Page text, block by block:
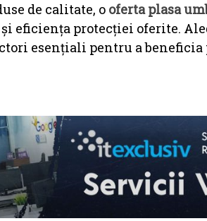
de calitate, o oferta plasa
eficiența protecției oferite.
esențiali pentru a